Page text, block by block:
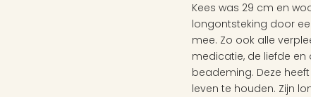
Kees was 29 cm en
longontsteking door
mee. Zo ook alle
medicatie, de liefde
beademing. Deze
leven te houden. Zijn